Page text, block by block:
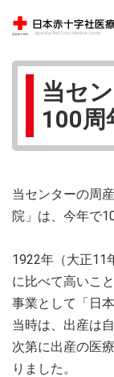
当セ
100周
当センターの周
院」は、今年で
1922年（大正11
に比べて高いこ
事業として「日
当時は、出産は
次第に出産の医
りました。